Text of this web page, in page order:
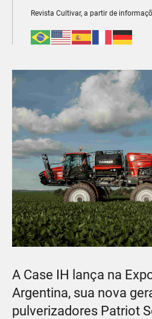
Revista Cultivar, a partir de
A Case IH lança na
Argentina, sua nova
pulverizadores Patriot